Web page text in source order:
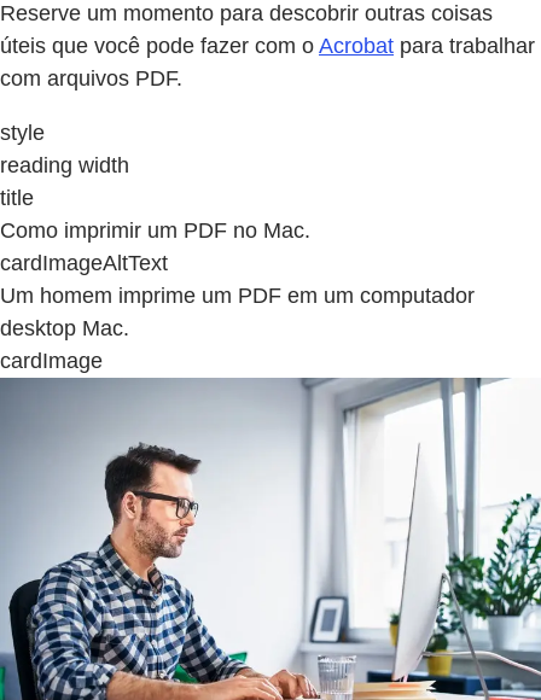
Reserve um momento para descobrir outras coisas
úteis que você pode fazer com o Acrobat para trabalhar
com arquivos PDF.
style
reading width
title
Como imprimir um PDF no Mac.
cardImageAltText
Um homem imprime um PDF em um computador
desktop Mac.
cardImage